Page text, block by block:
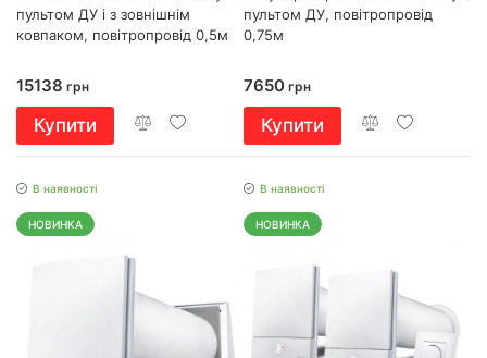
пультом ДУ і з зовнішнім
ковпаком, повітропровід 0,5м
15138 грн
Купити
пультом ДУ, повітропровід
0,75м
7650 грн
Купити
В наявності
НОВИНКА
В наявності
НОВИНКА